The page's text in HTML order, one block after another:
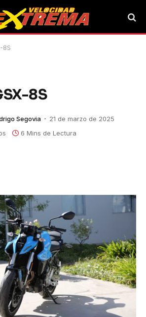
8S
8S
Segovia
21 de marzo de 2025
6 Mins de Lectura